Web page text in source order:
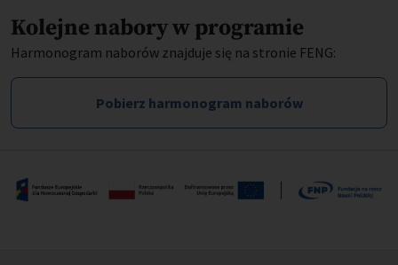
Kolejne nabory w programie
Harmonogram naborów znajduje się na stronie FENG:
Pobierz harmonogram naborów